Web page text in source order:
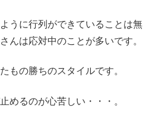
うに行列ができていることは無
んは応対中のことが多いです。
もの勝ちのスタイルです。
めるのが心苦しい・・・。